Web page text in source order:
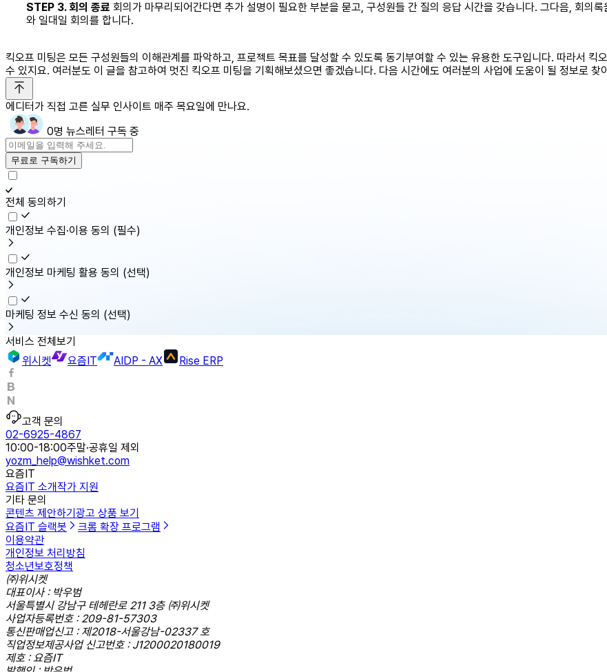
STEP 3. 회의 종료 회의가 마무리되어간다면 추가 설명이 필요한 부분을 묻고, 구성원들 간 질의 응답 시간을 갖습니다. 그다음, 회의
와 일대일 회의를 합니다.
킥오프 미팅은 모든 구성원들의 이해관계를 파악하고, 프로젝트 목표를 달성할 수 있도록 동기부여할 수 있는 유용한 도구입니다. 따라서 킥
수 있지요. 여러분도 이 글을 참고하여 멋진 킥오프 미팅을 기획해보셨으면 좋겠습니다. 다음 시간에도 여러분의 사업에 도움이 될 정보로 찾
에디터가 직접 고른 실무 인사이트 매주 목요일에 만나요.
0명 뉴스레터 구독 중
무료로 구독하기
전체 동의하기
개인정보 수집·이용 동의 (필수)
개인정보 마케팅 활용 동의 (선택)
마케팅 정보 수신 동의 (선택)
서비스 전체보기
위시켓
요즘IT AIDP - AX Rise ERP
고객 문의
02-6925-4867
10:00-18:00주말·공휴일 제외
yozm_help@wishket.com
요즘IT
요즘IT 소개작가 지원
기타 문의
콘텐츠 제안하기광고 상품 보기
요즘IT 슬랙봇
크롬 확장 프로그램
이용약관
개인정보 처리방침
청소년보호정책
㈜위시켓
대표이사 : 박우범
서울특별시 강남구 테헤란로 211 3층 ㈜위시켓
사업자등록번호 : 209-81-57303
통신판매업신고 : 제2018-서울강남-02337 호
직업정보제공사업 신고번호 : J1200020180019
제호 : 요즘IT